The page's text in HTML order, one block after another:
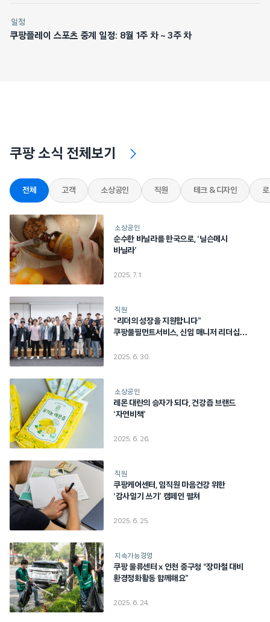
일정
쿠팡플레이 스포츠 중계 일정: 8월 1주 차 ~ 3주 차
쿠팡 소식 전체보기
전체 고객 소상공인 직원 테크 & 디자인
소상공인
순수한 바닐라를 한국으로, ‘닐슨메시
바닐라’
2025. 7. 1.
직원
“리더의 성장을 지원합니다”
쿠팡풀필먼트서비스, 신임 매니저 리더십
2025. 6. 30.
소상공인
레몬 대란의 승자가 되다, 건강즙 브랜드
‘자연비책’
2025. 6. 26.
직원
쿠팡케어센터, 임직원 마음건강 위한
‘감사일기 쓰기’ 캠페인 펼쳐
2025. 6. 25.
지속가능경영
쿠팡 물류센터 x 인천 중구청 “장마철 대비
환경정화활동 함께해요”
2025. 6. 24.